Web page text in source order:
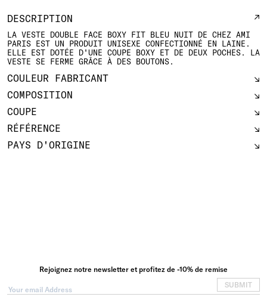
DESCRIPTION
LA VESTE DOUBLE FACE BOXY FIT BLEU NUIT DE CHEZ AMI
PARIS EST UN PRODUIT UNISEXE CONFECTIONNÉ EN LAINE.
ELLE EST DOTÉE D'UNE COUPE BOXY ET DE DEUX POCHES. LA
VESTE SE FERME GRÂCE À DES BOUTONS.
COULEUR FABRICANT
COMPOSITION
COUPE
RÉFÉRENCE
PAYS D'ORIGINE
Rejoignez notre newsletter et profitez de -10% de remise
SUBMIT